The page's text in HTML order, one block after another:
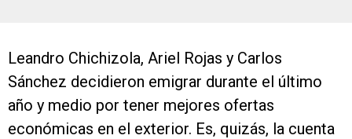
Leandro Chichizola, Ariel Rojas y Carlos
Sánchez decidieron emigrar durante el último
año y medio por tener mejores ofertas
económicas en el exterior. Es, quizás, la cuenta